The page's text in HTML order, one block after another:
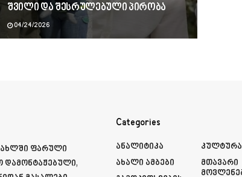
შვილი და შესრულებული პირობა
04/24/2026
ფარული
დამონტაჟებული,
Categories
Ანალიტიკა
Ახალი Ამბები
Კულტურა
Მთავარი